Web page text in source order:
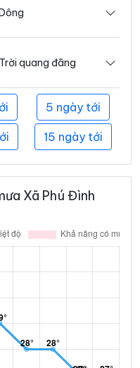
Trời quang đãng
5 ngày tới
15 ngày tới
Xã Phú Đình